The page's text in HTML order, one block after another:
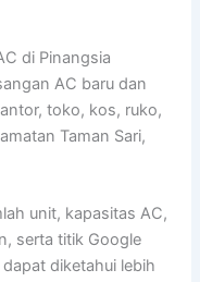
di Pinangsia
AC baru dan
toko, kos, ruko,
Taman Sari,
unit, kapasitas AC,
serta titik Google
diketahui lebih